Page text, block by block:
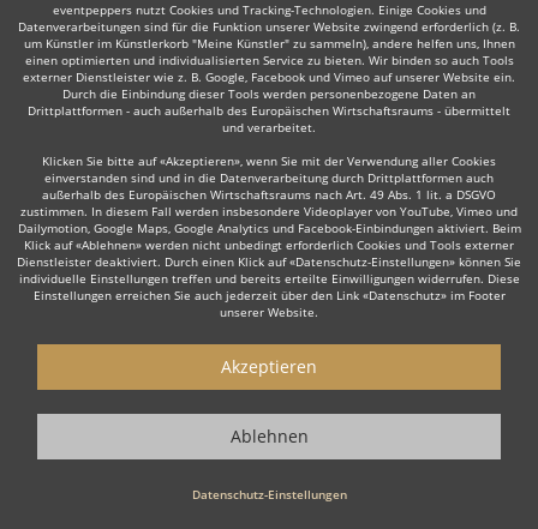
Auch interessant:
Rock Oktoberfestband Top 40 Alternative Band
Starten Sie mit dem Button 'Kostenlos anfragen' eine Anfrage an die für
Sie interessanten Bands und Ensembles. Diesen Button finden Sie auf
den jeweiligen Künstler-Profil-Seiten der Musiker.
eventpeppers nutzt Cookies und Tracking-Technologien. Einige Cookies und
Datenverarbeitungen sind für die Funktion unserer Website zwingend erforderlich (z. B.
um Künstler im Künstlerkorb "Meine Künstler" zu sammeln), andere helfen uns, Ihnen
einen optimierten und individualisierten Service zu bieten. Wir binden so auch Tools
externer Dienstleister wie z. B. Google, Facebook und Vimeo auf unserer Website ein.
Durch die Einbindung dieser Tools werden personenbezogene Daten an
Drittplattformen - auch außerhalb des Europäischen Wirtschaftsraums - übermittelt
und verarbeitet.
Klicken Sie bitte auf «Akzeptieren», wenn Sie mit der Verwendung aller Cookies
einverstanden sind und in die Datenverarbeitung durch Drittplattformen auch
außerhalb des Europäischen Wirtschaftsraums nach Art. 49 Abs. 1 lit. a DSGVO
zustimmen. In diesem Fall werden insbesondere Videoplayer von YouTube, Vimeo und
Dailymotion, Google Maps, Google Analytics und Facebook-Einbindungen aktiviert. Beim
Klick auf «Ablehnen» werden nicht unbedingt erforderlich Cookies und Tools externer
Dienstleister deaktiviert. Durch einen Klick auf «Datenschutz-Einstellungen» können Sie
individuelle Einstellungen treffen und bereits erteilte Einwilligungen widerrufen. Diese
Einstellungen erreichen Sie auch jederzeit über den Link «Datenschutz» im Footer
unserer Website.
Datenschutz-Einstellungen
Akzeptieren
Ablehnen